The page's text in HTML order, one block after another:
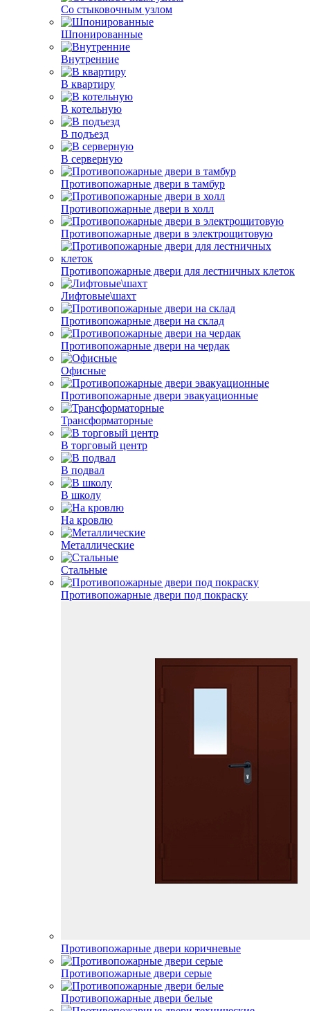
Со стыковочным узлом
Шпонированные
Внутренние
В квартиру
В котельную
В подъезд
В серверную
Противопожарные двери в тамбур
Противопожарные двери в холл
Противопожарные двери в электрощитовую
Противопожарные двери для лестничных клеток
Лифтовые\шахт
Противопожарные двери на склад
Противопожарные двери на чердак
Офисные
Противопожарные двери эвакуационные
Трансформаторные
В торговый центр
В подвал
В школу
На кровлю
Металлические
Стальные
Противопожарные двери под покраску
Противопожарные двери коричневые
Противопожарные двери серые
Противопожарные двери белые